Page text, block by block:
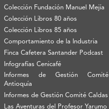
Colección Fundación Manuel Mejía
Colección Libros 80 años
Colección Libros 85 años
Comportamiento de la Industria
Finca Cafetera Santander Podcast
Infografías Cenicafé
Informes de Gestión Comité
Antioquía
Informes de Gestión Comité Caldas
Las Aventuras del Profesor Yarumo